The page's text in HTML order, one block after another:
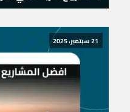
21 سبتمبر، 2025